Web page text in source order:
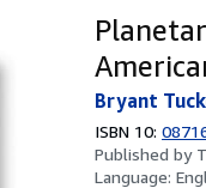
Bryant
ISBN 10:
Published by
Language: